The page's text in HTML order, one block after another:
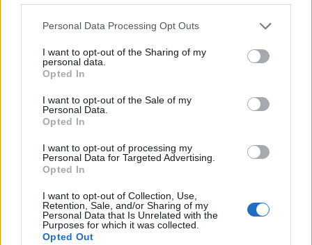
Personal Data Processing Opt Outs
I want to opt-out of the Sharing of my
personal data.
Opted In
I want to opt-out of the Sale of my
Personal Data.
Opted In
I want to opt-out of processing my
Personal Data for Targeted Advertising.
Opted In
I want to opt-out of Collection, Use,
Retention, Sale, and/or Sharing of my
Personal Data that Is Unrelated with the
Purposes for which it was collected.
Opted Out
D’altronde, l’incontro tra la cultura
della sinistra e quella cinicamente utilitarista dei
renziani non poteva che produrre il governo più
giustizialista della storia della Repubblica.
Il tutto mentre sulla grande stampa e in tv si
fanno le pulci all’operato del presidente Fontana
ma si tace sulla fornitura di mascherine
misteriosamente scomparsa ordinata dal
presidente della Regione Lazio e segretario del Pd